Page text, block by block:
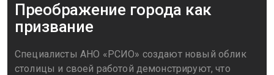
Преображение города как
призвание
Специалисты АНО «РСИО» создают новый облик
столицы и своей работой демонстрируют, что